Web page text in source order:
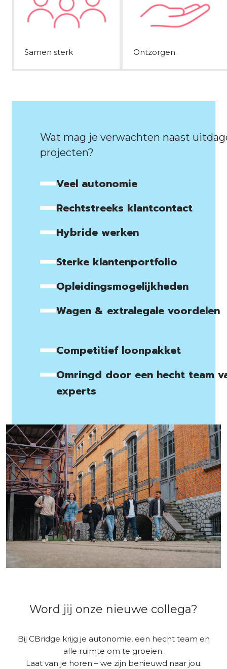
Samen sterk Ontzorgen
Wat mag je verwachten naast
projecten?
Veel autonomie
Rechtstreeks klantcontact
Hybride werken
Sterke klantenportfolio
Opleidingsmogelijkheden
Wagen & extralegale voordelen
Competitief loonpakket
Omringd door een hecht team
experts
Word jij onze nieuwe collega?
Bij CBridge krijg je autonomie, een hecht team en
alle ruimte om te groeien.
Laat van je horen – we zijn benieuwd naar jou.